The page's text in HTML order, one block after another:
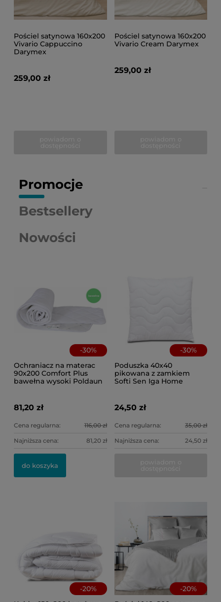
Pościel satynowa 160x200
Vivario Cappuccino
Darymex
259,00 zł
Pościel satynowa 160x200
Vivario Cream Darymex
259,00 zł
Promocje
Nowości
Bestsellery
-30%
Ochraniacz na materac
90x200 Comfort Plus
bawełna wysoki Poldaun
81,20 zł
Cena regularna: 116,00 zł
Najniższa cena: 81,20 zł
do koszyka
-30%
Poduszka 40x40
pikowana z zamkiem
Softi Sen Iga Home
24,50 zł
Cena regularna: 35,00 zł
Najniższa cena: 24,50 zł
-20%
-20%